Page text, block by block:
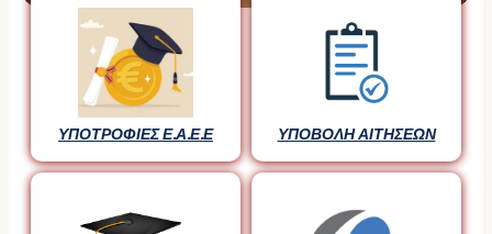
ΥΠΟΤΡΟΦΙΕΣ Ε.Α.Ε.Ε ΥΠΟΒΟΛΗ ΑΙΤΗΣΕΩΝ